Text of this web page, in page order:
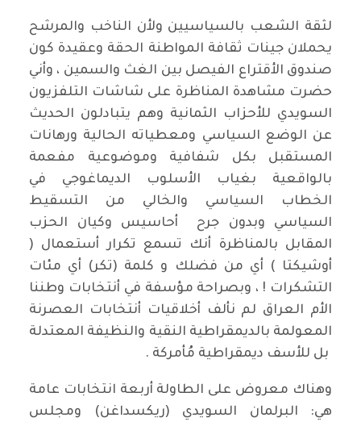
لثقة الشعب بالسياسيين ولأن الناخب والمرشح
يحملان جينات ثقافة المواطنة الحقة وعقيدة كون
صندوق الأقتراع الفيصل بين الغث والسمين ، وأني
حضرت مشاهدة المناظرة على شاشات التلفزيون
السويدي للأحزاب الثمانية وهم يتبادلون الحديث
عن الوضع السياسي ومعطياته الحالية ورهانات
المستقبل بكل شفافية وموضوعية مفعمة
بالواقعية بغياب الأسلوب الديماغوجي في
الخطاب السياسي والخالي من التسقيط
السياسي وبدون جرح أحاسيس وكيان الحزب
المقابل بالمناظرة أنك تسمع تكرار أستعمال (
أوشيكتا ) أي من فضلك و كلمة (تكر) أي مئات
التشكرات ! ، وبصراحة مؤسفة في أنتخابات وطننا
الأم العراق لم نألف أخلاقيات أنتخابات العصرنة
المعولمة بالديمقراطية النقية والنظيفة المعتدلة
بل للأسف ديمقراطية مُأمركة .
وهناك معروض على الطاولة أربعة انتخابات عامة
هي: البرلمان السويدي (ريكسداغن) ومجلس